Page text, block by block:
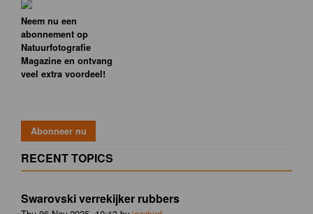
Neem nu een
abonnement op
Natuurfotografie
Magazine en ontvang
veel extra voordeel!
RECENT TOPICS
Swarovski verrekijker rubbers